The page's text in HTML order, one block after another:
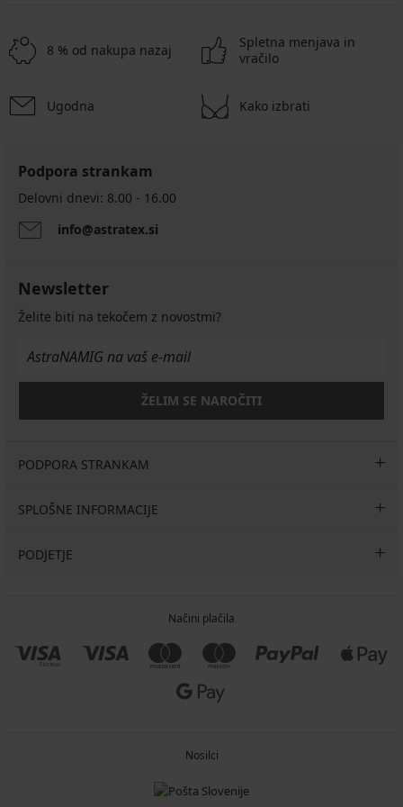
8 % od nakupa nazaj
Spletna menjava in
vračilo
Ugodna Kako izbrati
Podpora strankam
Delovni dnevi: 8.00 - 16.00
info@astratex.si
Newsletter
Želite biti na tekočem z novostmi?
ŽELIM SE NAROČITI
PODPORA STRANKAM
SPLOŠNE INFORMACIJE
PODJETJE
Načini plačila
Nosilci